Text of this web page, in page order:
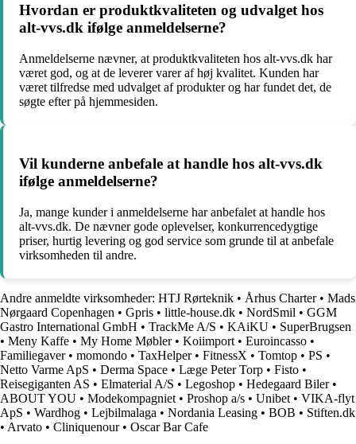
Hvordan er produktkvaliteten og udvalget hos
alt-vvs.dk ifølge anmeldelserne?
Anmeldelserne nævner, at produktkvaliteten hos alt-vvs.dk har
været god, og at de leverer varer af høj kvalitet. Kunden har
været tilfredse med udvalget af produkter og har fundet det, de
søgte efter på hjemmesiden.
Vil kunderne anbefale at handle hos alt-vvs.dk
ifølge anmeldelserne?
Ja, mange kunder i anmeldelserne har anbefalet at handle hos
alt-vvs.dk. De nævner gode oplevelser, konkurrencedygtige
priser, hurtig levering og god service som grunde til at anbefale
virksomheden til andre.
Andre anmeldte virksomheder: HTJ Rørteknik • Århus Charter• Mads
Nørgaard Copenhagen • Gpris • little-house.dk • NordSmil • GGM
Gastro International GmbH • TrackMe A/S • KAiKU • SuperBrugsen
• Meny Kaffe • My Home Møbler• Koiimport • Euroincasso •
Familiegaver• momondo • TaxHelper• FitnessX • Tomtop • PS •
Netto Varme ApS • Derma Space • Læge Peter Torp • Fisto •
Reisegiganten AS • Elmaterial A/S • Legoshop • Hedegaard Biler•
ABOUT YOU • Modekompagniet • Proshop a/s • Unibet • VIKA-flyt
ApS • Wardhog • Lejbilmalaga • Nordania Leasing • BOB • Stiften.dk
• Arvato • Cliniquenour• Oscar Bar Cafe